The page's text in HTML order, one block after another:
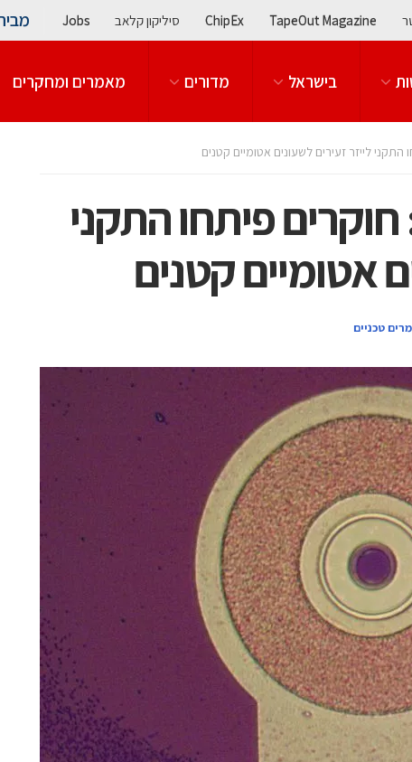
TapeOut Magazine
ChipEx סיליקון קלאב Jobs
בישראל מדורים מאמרים ומחקרים
התקני לייזר זעירים לשעונים אטומיים קטנים
פיתחו התקני
אטומיים קטנים
טכניים